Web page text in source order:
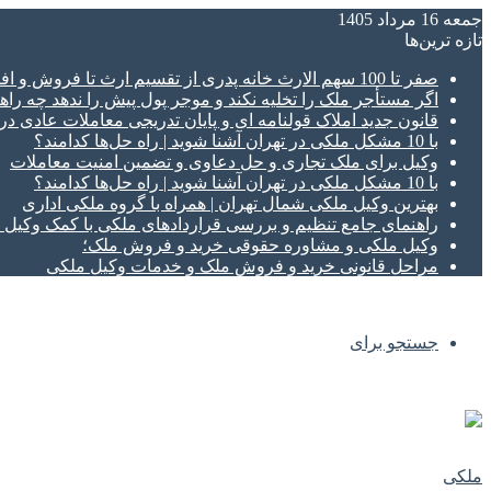
جمعه 16 مرداد 1405
تازه‌ ترین‌ها
صفر تا 100 سهم الارث خانه پدری از تقسیم ارث تا فروش و افراز ملک ورثه ای
اگر مستأجر ملک را تخلیه نکند و موجر پول پیش را ندهد چه
قانون جدید املاک قولنامه ای و پایان تدریجی معاملات عادی
با 10 مشکل ملکی در تهران آشنا شوید | راه حل‌ها کدامند؟
وکیل برای ملک تجاری و حل دعاوی و تضمین امنیت معاملات
با 10 مشکل ملکی در تهران آشنا شوید | راه حل‌ها کدامند؟
بهترین وکیل ملکی شمال تهران | همراه با گروه ملکی اداری
راهنمای جامع تنظیم و بررسی قراردادهای ملکی با کمک
وکیل ملکی و مشاوره حقوقی خرید و فروش ملک؛
مراحل قانونی خرید و فروش ملک و خدمات وکیل ملکی
جستجو برای